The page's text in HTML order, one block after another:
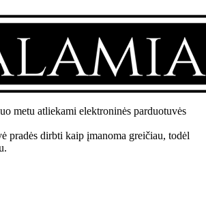
metu atliekami elektroninės parduotuvės
pradės dirbti kaip įmanoma greičiau, todėl